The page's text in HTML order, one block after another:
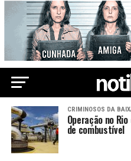
CRIMINOSOS DA
Operação no
de combustível